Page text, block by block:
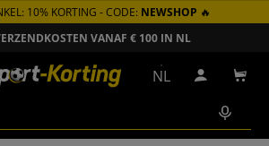
10% KORTING - CODE: NEWSHOP 🔥
VANAF € 100 IN NL
NL Inloggen